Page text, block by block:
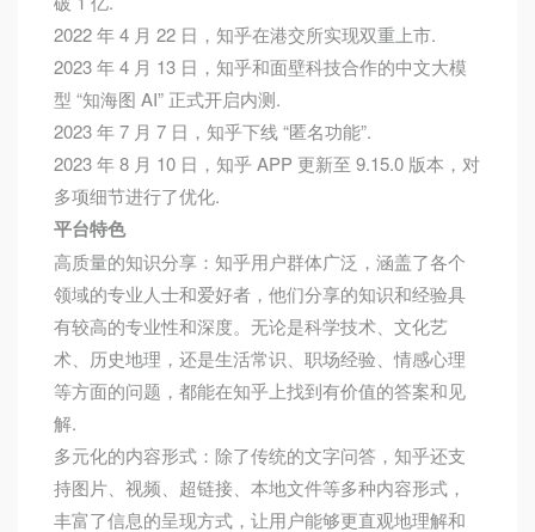
2022 年 4 月 22 日，知乎在港交所实现双重上市.
2023 年 4 月 13 日，知乎和面壁科技合作的中文大模
型 “知海图 AI” 正式开启内测.
2023 年 7 月 7 日，知乎下线 “匿名功能”.
2023 年 8 月 10 日，知乎 APP 更新至 9.15.0 版本，对
多项细节进行了优化.
平台特色
高质量的知识分享：知乎用户群体广泛，涵盖了各个
领域的专业人士和爱好者，他们分享的知识和经验具
有较高的专业性和深度。无论是科学技术、文化艺
术、历史地理，还是生活常识、职场经验、情感心理
等方面的问题，都能在知乎上找到有价值的答案和见
解.
多元化的内容形式：除了传统的文字问答，知乎还支
持图片、视频、超链接、本地文件等多种内容形式，
丰富了信息的呈现方式，让用户能够更直观地理解和